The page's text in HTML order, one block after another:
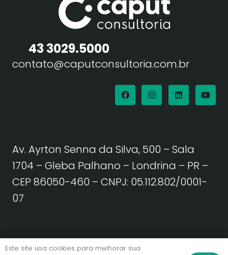
43 3029.5000
contato@caputconsultoria.com.br
Av. Ayrton Senna da Silva, 500 – Sala
1704 – Gleba Palhano – Londrina – PR –
CEP 86050-460 – CNPJ: 05.112.802/0001-
07
Política de Privacidade | Termos de Uso
Este site usa cookies para melhorar sua